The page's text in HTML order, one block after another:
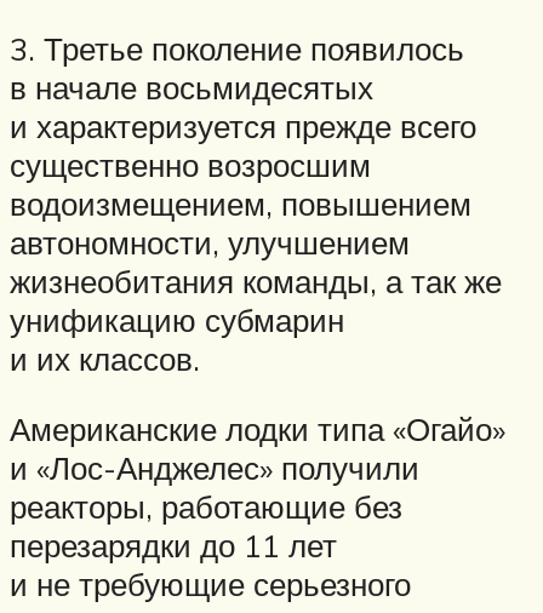
3. Третье поколение появилось
в начале восьмидесятых
и характеризуется прежде всего
существенно возросшим
водоизмещением, повышением
автономности, улучшением
жизнеобитания команды, а так же
унификацию субмарин
и их классов.
Американские лодки типа «Огайо»
и «Лос-Анджелес» получили
реакторы, работающие без
перезарядки до 11 лет
и не требующие серьезного